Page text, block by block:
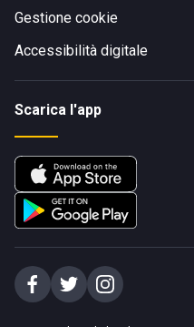
Gestione cookie
Accessibilità digitale
Scarica l'app